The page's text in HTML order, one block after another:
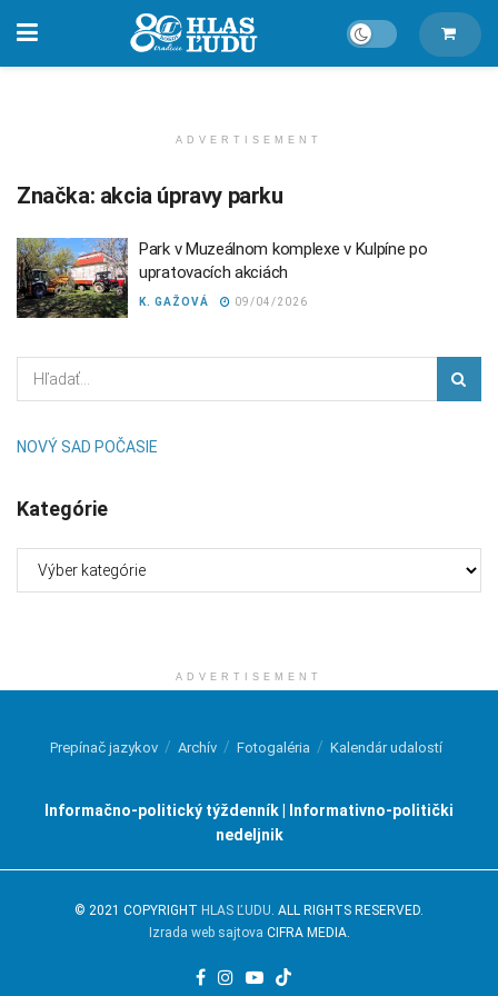
ADVERTISEMENT
Značka: akcia úpravy parku
Park v Muzeálnom komplexe v Kulpíne po
upratovacích akciách
K. GAŽOVÁ 09/04/2026
NOVÝ SAD POČASIE
Kategórie
ADVERTISEMENT
Prepínač jazykov Archív Fotogaléria Kalendár udalostí
Informačno-politický týždenník | Informativno-politički
nedeljnik
© 2021 COPYRIGHT HLAS ĽUDU . ALL RIGHTS RESERVED.
Izrada web sajtova CIFRA MEDIA.